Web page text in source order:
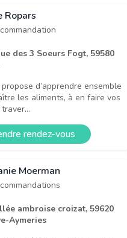
Ropars
des 3 Soeurs Fogt, 59580
propose d’apprendre ensemble
les aliments, à en faire vos
rendez-vous
Moerman
ambroise croizat, 59620
Aymeries